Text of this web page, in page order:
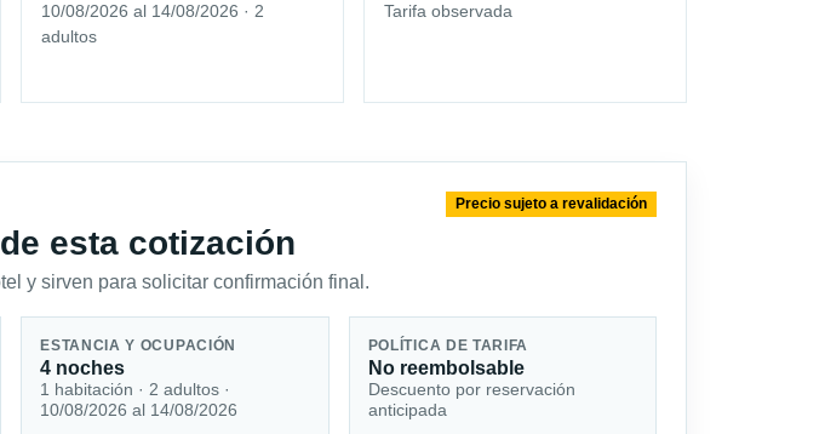
10/08/2026 al 14/08/2026 · 2
adultos
Tarifa observada
esta cotización
y sirven para solicitar confirmación final.
Precio sujeto a revalidación
ESTANCIA Y OCUPACIÓN
4 noches
1 habitación · 2 adultos ·
10/08/2026 al 14/08/2026
POLÍTICA DE TARIFA
No reembolsable
Descuento por reservación
anticipada